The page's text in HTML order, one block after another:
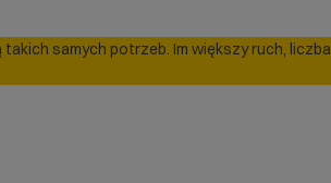
samych potrzeb. Im większy ruch, liczba